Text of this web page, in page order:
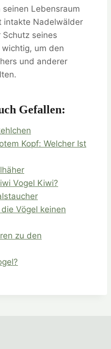
Lebensraum
intakte Nadelwälder
seines
um den
und anderer
Gefallen:
Kopf: Welcher Ist
Vogel Kiwi?
Vögel keinen
zu den